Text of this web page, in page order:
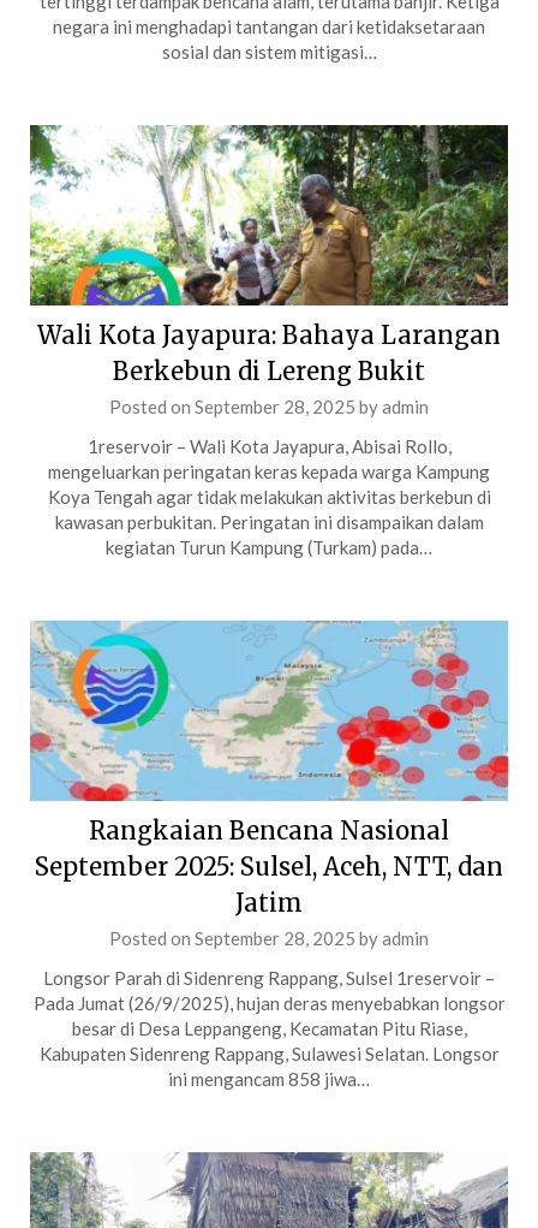
negara ini menghadapi tantangan dari ketidaksetaraan
sosial dan sistem mitigasi…
Wali Kota Jayapura: Bahaya Larangan
Berkebun di Lereng Bukit
Posted on September 28, 2025 byadmin
1reservoir – Wali Kota Jayapura, Abisai Rollo,
mengeluarkan peringatan keras kepada warga Kampung
Koya Tengah agar tidak melakukan aktivitas berkebun di
kawasan perbukitan. Peringatan ini disampaikan dalam
kegiatan Turun Kampung (Turkam) pada…
Rangkaian Bencana Nasional
September 2025: Sulsel, Aceh, NTT, dan
Jatim
Posted on September 28, 2025 byadmin
Longsor Parah di Sidenreng Rappang, Sulsel 1reservoir –
Pada Jumat (26/9/2025), hujan deras menyebabkan longsor
besar di Desa Leppangeng, Kecamatan Pitu Riase,
Kabupaten Sidenreng Rappang, Sulawesi Selatan. Longsor
ini mengancam 858 jiwa…